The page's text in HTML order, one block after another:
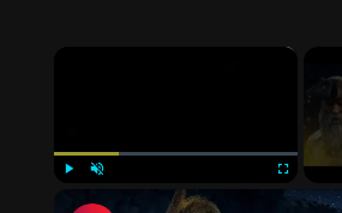
×
FULLSCREEN